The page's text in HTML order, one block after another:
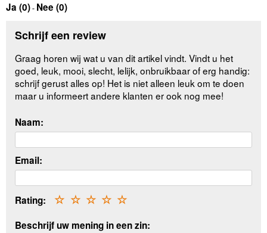
Ja (0)- Nee (0)
Schrijf een review
Graag horen wij wat u van dit artikel vindt. Vindt u het
goed, leuk, mooi, slecht, lelijk, onbruikbaar of erg handig:
schrijf gerust alles op! Het is niet alleen leuk om te doen
maar u informeert andere klanten er ook nog mee!
Naam:
Email:
Rating: ☆
☆
☆
☆
☆
Beschrijf uw mening in een zin: